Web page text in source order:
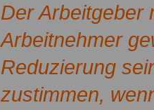
Der Arbeitgeber
Arbeitnehmer
Reduzierung
zustimmen,